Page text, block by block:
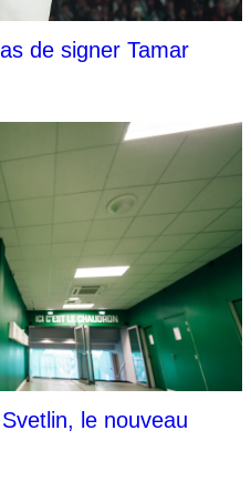
de signer Tamar
le nouveau